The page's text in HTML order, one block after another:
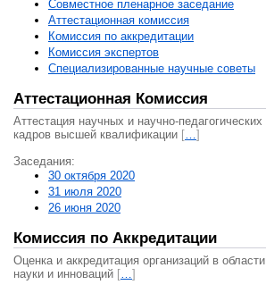
Совместное пленарное заседание
Аттестационная комисcия
Комиссия по аккредитации
Комиссия экспертов
Специализированные научные советы
Аттестационная Комиссия
Аттестация научных и научно-педагогических
кадров высшей квалификации […]
Заседания:
30 октября 2020
31 июля 2020
26 июня 2020
Комиссия по Аккредитации
Оценка и аккредитация организаций в области
науки и инноваций […]